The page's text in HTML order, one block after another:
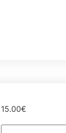
15.00€